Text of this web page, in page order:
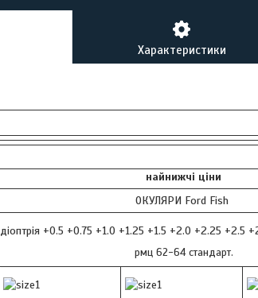
Характеристики
найнижчі ціни
ОКУЛЯРИ Ford Fish
діоптрія +0.5 +0.75 +1.0 +1.25 +1.5 +2.0 +2.25 +2.5
рмц 62-64 стандарт.